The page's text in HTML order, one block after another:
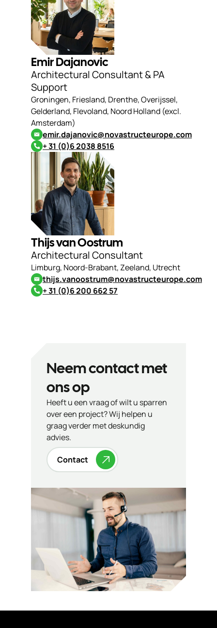
Emir Dajanovic
Architectural Consultant & PA
Support
Groningen, Friesland, Drenthe, Overijssel,
Gelderland, Flevoland, Noord Holland (excl.
Amsterdam)
emir.dajanovic@novastructeurope.com
+ 31 (0)6 2038 8516
Thijs van Oostrum
Architectural Consultant
Limburg, Noord-Brabant, Zeeland, Utrecht
thijs.vanoostrum@novastructeurope.com
+ 31 (0)6 200 662 57
Neem contact met
ons op
Heeft u een vraag of wilt u sparren
over een project? Wij helpen u
graag verder met deskundig
advies.
Contact